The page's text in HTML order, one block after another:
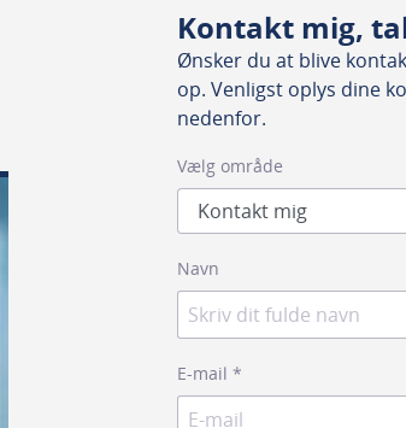
hastigheden nemt tilpasses
maskinen også leveres med
fremføringsvalse for forbedret greb
Ønsker du andre specifikationer, er
Kontakt mig,
Ønsker du at blive
op. Venligst oplys dine
nedenfor.
Vælg område
Navn
E-mail*